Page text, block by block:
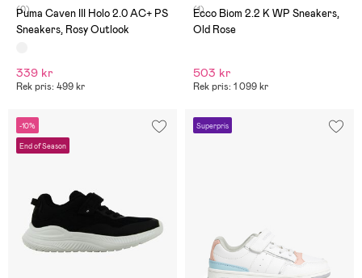
(0)
Puma Caven III Holo 2.0 AC+ PS
Sneakers, Rosy Outlook
339 kr
Rek pris: 499 kr
(1)
Ecco Biom 2.2 K WP Sneakers,
Old Rose
503 kr
Rek pris: 1 099 kr
-10%
End of Season
Superpris